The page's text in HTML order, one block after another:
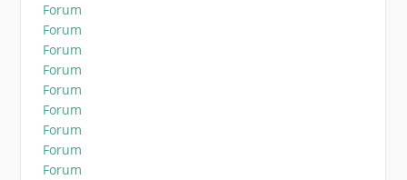
Forum
Forum
Forum
Forum
Forum
Forum
Forum
Forum
Forum